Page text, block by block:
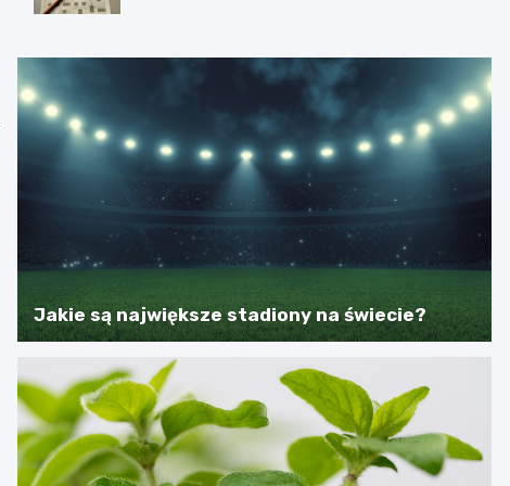
Jakie są największe stadiony na świecie?